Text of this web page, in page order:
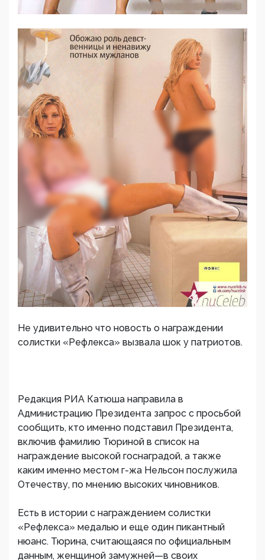
Не удивительно что новость о награждении
солистки «Рефлекса» вызвала шок у патриотов.
Редакция РИА Катюша направила в
Администрацию Президента запрос с просьбой
сообщить, кто именно подставил Президента,
включив фамилию Тюриной в список на
награждение высокой госнаградой, а также
каким именно местом г-жа Нельсон послужила
Отечеству, по мнению высоких чиновников.
Есть в истории с награждением солистки
«Рефлекса» медалью и еще один пикантный
нюанс. Тюрина, считающаяся по официальным
данным, женщиной замужней—в своих